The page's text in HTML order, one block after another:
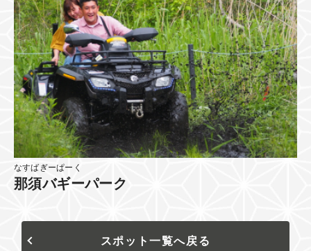
なすばぎーぱーく
那須バギーパーク
スポット一覧へ戻る